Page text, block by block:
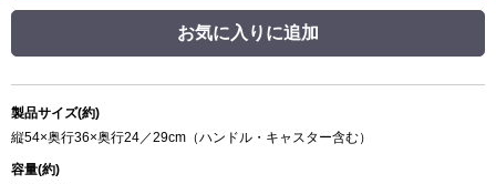
お気に入りに追加
製品サイズ(約)
縦54×奥行36×奥行24／29cm（ハンドル・キャスター含む）
容量(約)